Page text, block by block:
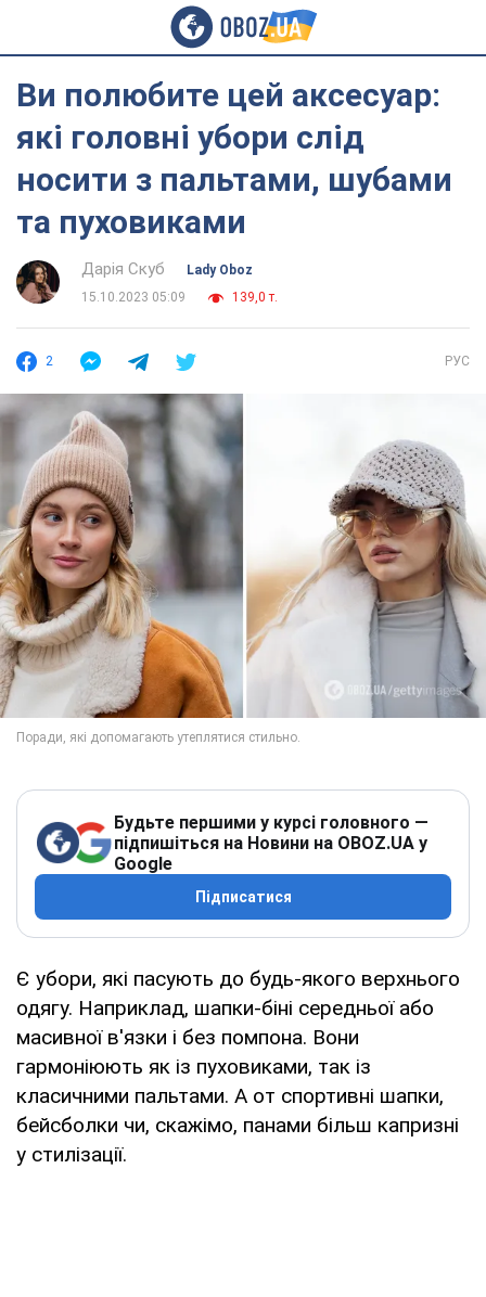
Ви полюбите цей аксесуар:
які головні убори слід
носити з пальтами, шубами
та пуховиками
Дарія Скуб
Lady Oboz
15.10.2023 05:09
139,0 т.
2 РУС
Будьте першими у курсі головного —
підпишіться на Новини на OBOZ.UA у
Google
Підписатися
Є убори, які пасують до будь-якого верхнього
одягу. Наприклад, шапки-біні середньої або
масивної в'язки і без помпона. Вони
гармоніюють як із пуховиками, так із
класичними пальтами. А от спортивні шапки,
бейсболки чи, скажімо, панами більш капризні
у стилізації.